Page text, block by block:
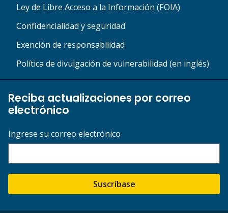
Ley de Libre Acceso a la Información (FOIA)
Confidencialidad y seguridad
Exención de responsabilidad
Política de divulgación de vulnerabilidad (en inglés)
Reciba actualizaciones por correo
electrónico
Ingrese su correo electrónico
Suscríbase